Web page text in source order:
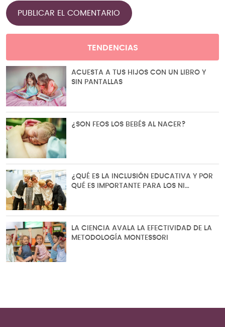
TENDENCIAS
ACUESTA A TUS HIJOS CON UN LIBRO Y
SIN PANTALLAS
¿SON FEOS LOS BEBÉS AL NACER?
¿QUÉ ES LA INCLUSIÓN EDUCATIVA Y POR
QUÉ ES IMPORTANTE PARA LOS NI…
LA CIENCIA AVALA LA EFECTIVIDAD DE LA
METODOLOGÍA MONTESSORI